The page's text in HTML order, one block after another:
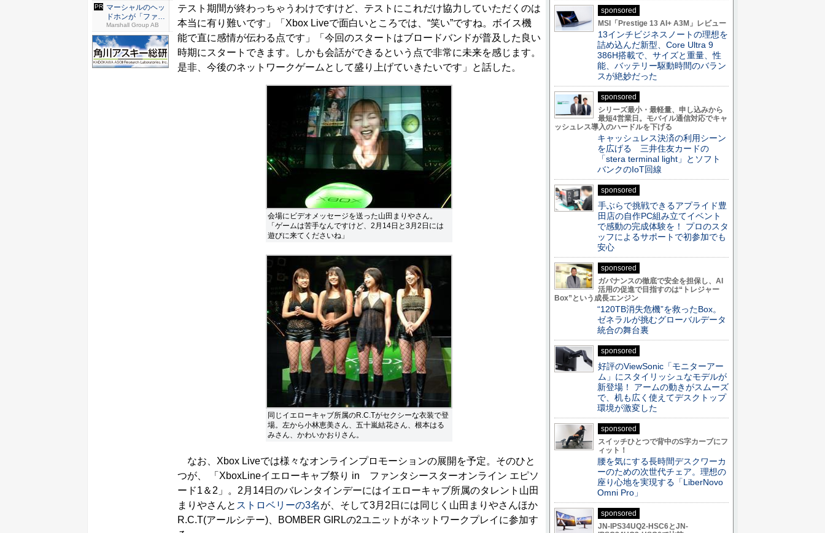
テスト期間が終わっちゃうわけですけど、テストにこれだけ協力していただくのは
本当に有り難いです」「Xbox Liveで面白いところでは、“笑い”ですね。ボイス機
能で直に感情が伝わる点です」「今回のスタートはブロードバンドが普及した良い
時期にスタートできます。しかも会話ができるという点で非常に未来を感じます。
是非、今後のネットワークゲームとして盛り上げていきたいです」と話した。
会場にビデオメッセージを送った山田まりやさん。
「ゲームは苦手なんですけど、2月14日と3月2日には
遊びに来てくださいね」
同じイエローキャブ所属のR.C.Tがセクシーな衣装で登
場。左から小林恵美さん、五十嵐結花さん、根本はる
みさん、かわいかおりさん。
なお、Xbox Liveでは様々なオンラインプロモーションの展開を予定。そのひと
つが、 「XboxLineイエローキャブ祭り in ファンタシースターオンライン エピソ
ード1＆2」。2月14日のバレンタインデーにはイエローキャブ所属のタレント山田
まりやさんと ストロベリーの3名が、そして3月2日には同じく山田まりやさんほか
R.C.T(アールシテー)、BOMBER GIRLの2ユニットがネットワークプレイに参加す
マーシャルのヘッ
ドホンが「ファッ
ション」...
Marshall Group AB
sponsored
MSI「Prestige 13 AI+ A3M」レビュー
13インチビジネスノートの理想を
詰め込んだ新型、Core Ultra 9
386H搭載で、サイズと重量、性
能、バッテリー駆動時間のバラン
スが絶妙だった
sponsored
シリーズ最小・最軽量、申し込みから
最短4営業日。モバイル通信対応でキャ
ッシュレス導入のハードルを下げる
キャッシュレス決済の利用シーン
を広げる 三井住友カードの
「stera terminal light」とソフト
バンクのIoT回線
sponsored
手ぶらで挑戦できるアプライド豊
田店の自作PC組み立てイベント
で感動の完成体験を！ プロのスタ
ッフによるサポートで初参加でも
安心
sponsored
ガバナンスの徹底で安全を担保し、AI
活用の促進で目指すのは“トレジャー
Box”という成長エンジン
“120TB消失危機”を救ったBox。
ゼネラルが挑むグローバルデータ
統合の舞台裏
sponsored
好評のViewSonic「モニターアー
ム」にスタイリッシュなモデルが
新登場！ アームの動きがスムーズ
で、机も広く使えてデスクトップ
環境が激変した
sponsored
スイッチひとつで背中のS字カーブにフ
ィット！
腰を気にする長時間デスクワーカ
ーのための次世代チェア。理想の
座り心地を実現する「LiberNovo
Omni Pro」
sponsored
JN-IPS34UQ2-HSC6とJN-